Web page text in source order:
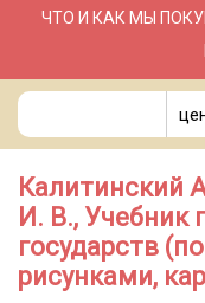
ЧТО И КАК МЫ
Калитинский
И. В., Учебник
государств
рисунками,